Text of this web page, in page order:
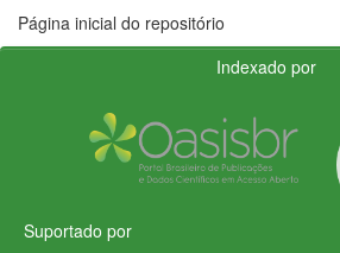
Página inicial do repositório
Indexado por
Suportado por